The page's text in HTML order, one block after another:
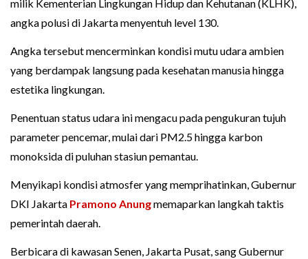
milik Kementerian Lingkungan Hidup dan Kehutanan (KLHK),
angka polusi di Jakarta menyentuh level 130.
Angka tersebut mencerminkan kondisi mutu udara ambien
yang berdampak langsung pada kesehatan manusia hingga
estetika lingkungan.
Penentuan status udara ini mengacu pada pengukuran tujuh
parameter pencemar, mulai dari PM2.5 hingga karbon
monoksida di puluhan stasiun pemantau.
Menyikapi kondisi atmosfer yang memprihatinkan, Gubernur
DKI Jakarta Pramono Anungmemaparkan langkah taktis
pemerintah daerah.
Berbicara di kawasan Senen, Jakarta Pusat, sang Gubernur